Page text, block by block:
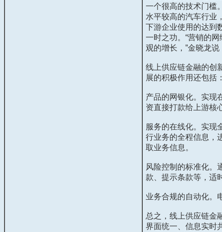
一个很高的技术门槛
水平较高的汽车行业
下游企业使用的达到
一时之功。“营销的
观的增长，”金晓龙
线上供应链金融的创
展的积极作用还包括
产品的网银化。实现
资直接打款给上游核
服务的在线化。实现
行业务的全程信息，
取业务信息。
风险控制的标准化。
款、提示条款等，适
业务合规的自动化。
总之，线上供应链金
界面统一、信息实时